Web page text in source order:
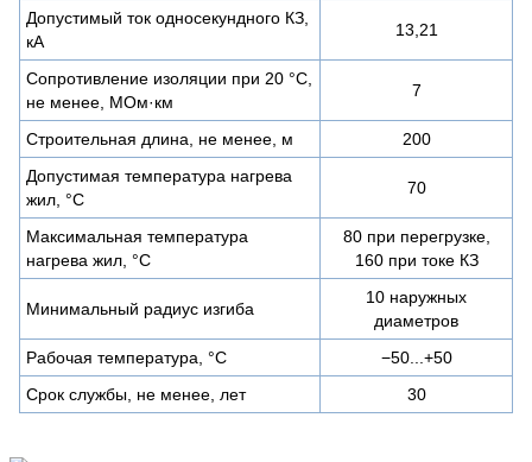
Допустимый ток односекундного КЗ,
кА
13,21
Сопротивление изоляции при 20 °С,
не менее, МОм·км
7
Строительная длина, не менее, м
200
Допустимая температура нагрева
жил, °C
70
Максимальная температура
нагрева жил, °C
80 при перегрузке,
160 при токе КЗ
Минимальный радиус изгиба
10 наружных
диаметров
Рабочая температура, °C
−50...+50
Срок службы, не менее, лет
30